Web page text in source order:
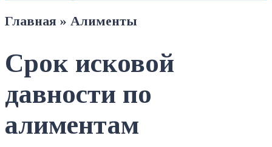
Главная » Алименты
Срок исковой
давности по
алиментам